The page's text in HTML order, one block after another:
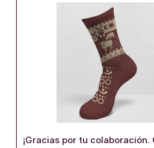
¡Gracias por tu colaboración.